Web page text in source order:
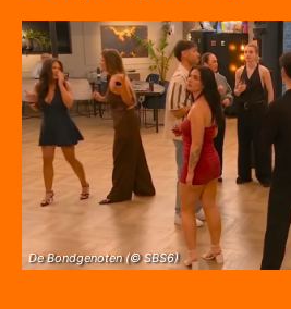
De Bondgenoten (© SBS6)